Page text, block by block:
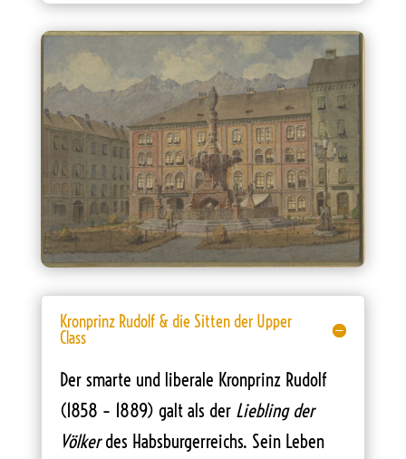
Kronprinz Rudolf & die Sitten der Upper
Class
Der smarte und liberale Kronprinz Rudolf
(1858 – 1889) galt als der Liebling der
Völkerdes Habsburgerreichs. Sein Leben